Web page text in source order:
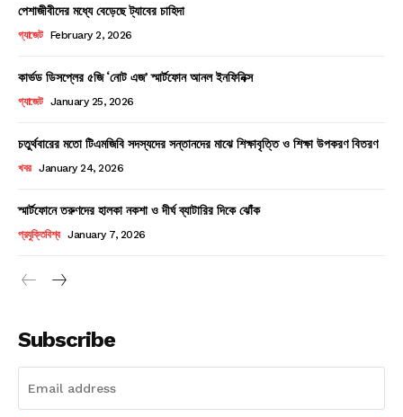
Company
About
পেশাজীবীদের মধ্যে বেড়েছে ট্যাবের চাহিদা
গ্যাজেট February 2, 2026
কার্ভড ডিসপ্লের ৫জি ‘নোট এজ’ স্মার্টফোন আনল ইনফিনিক্স
গ্যাজেট January 25, 2026
চতুর্থবারের মতো টিএমজিবি সদস্যদের সন্তানদের মাঝে শিক্ষাবৃত্তি ও শিক্ষা উপকরণ বিতরণ
খবর January 24, 2026
স্মার্টফোনে তরুণদের হালকা নকশা ও দীর্ঘ ব্যাটারির দিকে ঝোঁক
প্রযুক্তিবিশ্ব January 7, 2026
Subscribe